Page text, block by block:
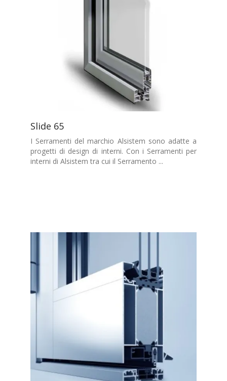
Slide 65
I Serramenti del marchio Alsistem sono adatte a
progetti di design di interni. Con i Serramenti per
interni di Alsistem tra cui il Serramento ...